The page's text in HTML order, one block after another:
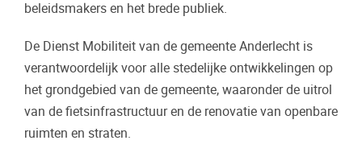
beleidsmakers en het brede publiek.
De Dienst Mobiliteit van de gemeente Anderlecht is
verantwoordelijk voor alle stedelijke ontwikkelingen op
het grondgebied van de gemeente, waaronder de uitrol
van de fietsinfrastructuur en de renovatie van openbare
ruimten en straten.